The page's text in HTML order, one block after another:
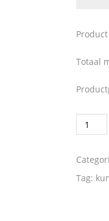
Product
Totaal
aantal
Tag: